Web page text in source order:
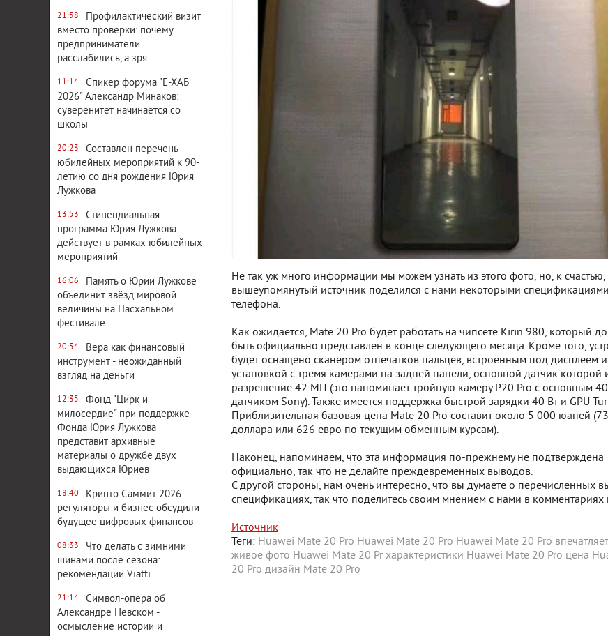
21:58
Профилактический визит
вместо проверки: почему
предприниматели
расслабились, а зря
11:14
Спикер форума "Е-ХАБ
2026" Александр Минаков:
суверенитет начинается со
школы
20:23
Составлен перечень
юбилейных мероприятий к 90-
летию со дня рождения Юрия
Лужкова
13:53
Стипендиальная
программа Юрия Лужкова
действует в рамках юбилейных
мероприятий
16:06
Память о Юрии Лужкове
объединит звёзд мировой
величины на Пасхальном
фестивале
20:54
Вера как финансовый
инструмент - неожиданный
взгляд на деньги
12:35
Фонд "Цирк и
милосердие" при поддержке
Фонда Юрия Лужкова
представит архивные
материалы о дружбе двух
выдающихся Юриев
18:40
Крипто Саммит 2026:
регуляторы и бизнес обсудили
будущее цифровых финансов
08:33
Что делать с зимними
шинами после сезона:
рекомендации Viatti
21:14
Символ-опера об
Александре Невском -
осмысление истории и
Не так уж много информации мы можем узнать из этого фото, но, к счастью,
вышеупомянутый источник поделился с нами некоторыми спецификациями
телефона.
Как ожидается, Mate 20 Pro будет работать на чипсете Kirin 980, который
быть официально представлен в конце следующего месяца. Кроме того,
будет оснащено сканером отпечатков пальцев, встроенным под дисплеем и
установкой с тремя камерами на задней панели, основной датчик которой
разрешение 42 МП (это напоминает тройную камеру P20 Pro с основным
датчиком Sony). Также имеется поддержка быстрой зарядки 40 Вт и GPU
Приблизительная базовая цена Mate 20 Pro составит около 5 000 юаней
доллара или 626 евро по текущим обменным курсам).
Наконец, напоминаем, что эта информация по-прежнему не подтверждена
официально, так что не делайте преждевременных выводов.
С другой стороны, нам очень интересно, что вы думаете о перечисленных
спецификациях, так что поделитесь своим мнением с нами в
Источник
Теги: Huawei Mate 20 Pro Huawei Mate 20 Pro Huawei Mate 20 Pro впечатляет
живое фото Huawei Mate 20 Pr характеристики Huawei Mate 20 Pro цена
20 Pro дизайн Mate 20 Pro